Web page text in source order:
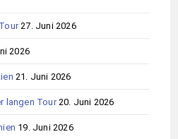
27. Juni 2026
2026
21. Juni 2026
langen Tour 20. Juni 2026
19. Juni 2026